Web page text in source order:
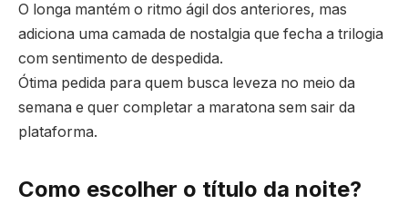
O longa mantém o ritmo ágil dos anteriores, mas
adiciona uma camada de nostalgia que fecha a trilogia
com sentimento de despedida.
Ótima pedida para quem busca leveza no meio da
semana e quer completar a maratona sem sair da
plataforma.
Como escolher o título da noite?